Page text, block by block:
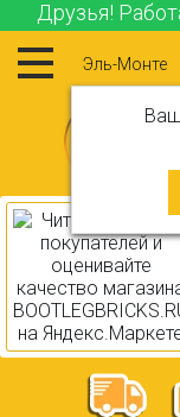
Друзья!
Эль-Монте